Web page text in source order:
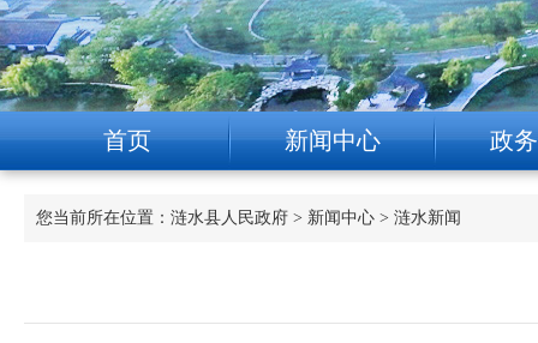
首页 新闻中心 政
您当前所在位置： 涟水县人民政府 > 新闻中心 > 涟水新闻